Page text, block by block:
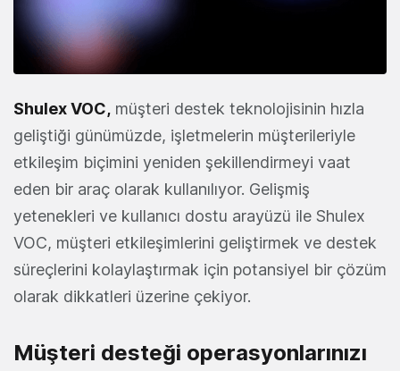
Shulex VOC, müşteri destek teknolojisinin hızla
geliştiği günümüzde, işletmelerin müşterileriyle
etkileşim biçimini yeniden şekillendirmeyi vaat
eden bir araç olarak kullanılıyor. Gelişmiş
yetenekleri ve kullanıcı dostu arayüzü ile Shulex
VOC, müşteri etkileşimlerini geliştirmek ve destek
süreçlerini kolaylaştırmak için potansiyel bir çözüm
olarak dikkatleri üzerine çekiyor.
Müşteri desteği operasyonlarınızı